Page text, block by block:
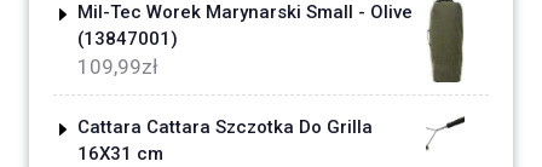
Mil-Tec Worek Marynarski Small - Olive
(13847001)
109,99zł
Cattara Cattara Szczotka Do Grilla
16X31 cm